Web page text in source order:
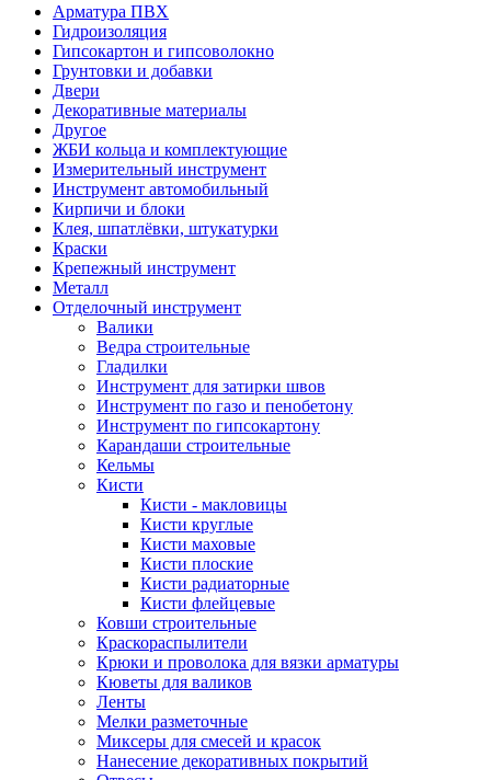
Арматура ПВХ
Гидроизоляция
Гипсокартон и гипсоволокно
Грунтовки и добавки
Двери
Декоративные материалы
Другое
ЖБИ кольца и комплектующие
Измерительный инструмент
Инструмент автомобильный
Кирпичи и блоки
Клея, шпатлёвки, штукатурки
Краски
Крепежный инструмент
Металл
Отделочный инструмент
Валики
Ведра строительные
Гладилки
Инструмент для затирки швов
Инструмент по газо и пенобетону
Инструмент по гипсокартону
Карандаши строительные
Кельмы
Кисти
Кисти - макловицы
Кисти круглые
Кисти маховые
Кисти плоские
Кисти радиаторные
Кисти флейцевые
Ковши строительные
Краскораспылители
Крюки и проволока для вязки арматуры
Кюветы для валиков
Ленты
Мелки разметочные
Миксеры для смесей и красок
Нанесение декоративных покрытий